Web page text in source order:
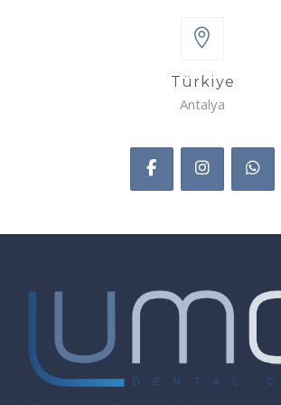
Türkiye
Antalya